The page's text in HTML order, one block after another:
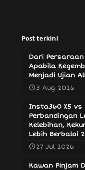
Post terkini
Dari Persaraan
Apabila
Menjadi Ujian
3 Aug 2026
Insta360 X5 vs
Perbandingan
Kelebihan,
Lebih Berbaloi
27 Jul 2026
Kawan Pinjam